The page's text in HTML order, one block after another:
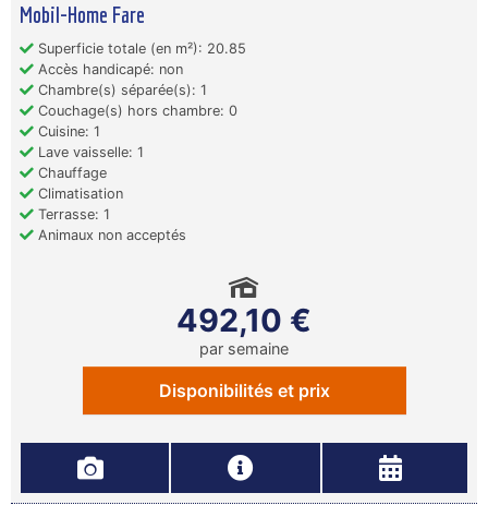
Mobil-Home Fare
Superficie totale (en m²): 20.85
Accès handicapé: non
Chambre(s) séparée(s): 1
Couchage(s) hors chambre: 0
Cuisine: 1
Lave vaisselle: 1
Chauffage
Climatisation
Terrasse: 1
Animaux non acceptés
492,10 €
par semaine
Disponibilités et prix